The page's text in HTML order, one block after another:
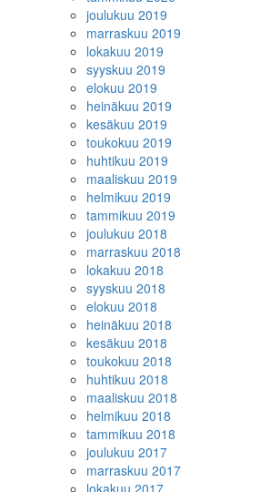
joulukuu 2019
marraskuu 2019
lokakuu 2019
syyskuu 2019
elokuu 2019
heinäkuu 2019
kesäkuu 2019
toukokuu 2019
huhtikuu 2019
maaliskuu 2019
helmikuu 2019
tammikuu 2019
joulukuu 2018
marraskuu 2018
lokakuu 2018
syyskuu 2018
elokuu 2018
heinäkuu 2018
kesäkuu 2018
toukokuu 2018
huhtikuu 2018
maaliskuu 2018
helmikuu 2018
tammikuu 2018
joulukuu 2017
marraskuu 2017
lokakuu 2017